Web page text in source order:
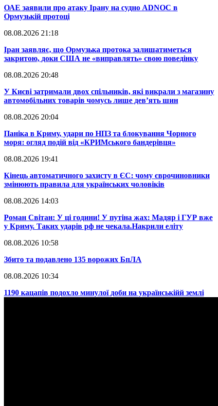
​ОАЕ заявили про атаку Ірану на судно ADNOC в
Ормузькій протоці
08.08.2026 21:18
​Іран заявляє, що Ормузька протока залишатиметься
закритою, доки США не «виправлять» свою поведінку
08.08.2026 20:48
​У Києві затримали двох спільників, які викрали з магазину
автомобільних товарів чомусь лише дев’ять шин
08.08.2026 20:04
Паніка в Криму, удари по НПЗ та блокування Чорного
моря: огляд подій від «КРИМського бандерівця»
08.08.2026 19:41
​Кінець автоматичного захисту в ЄС: чому єврочиновники
змінюють правила для українських чоловіків
08.08.2026 14:03
​Роман Світан: У ці години! У путіна жах: Мадяр і ГУР вже
у Криму. Таких ударів рф не чекала.Накрили еліту
08.08.2026 10:58
​Збито та подавлено 135 ворожих БпЛА
08.08.2026 10:34
​1190 кацапів подохло минулої доби на українськійй землі